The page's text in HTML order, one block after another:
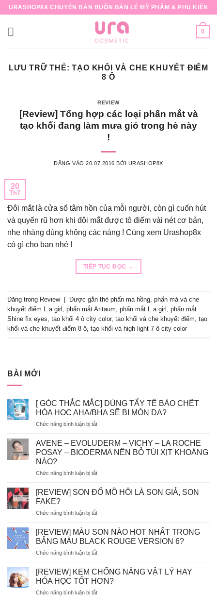
Bỏ
nội
URASHOP8X CHUYÊN BÁN BUÔN BÁN LẺ MỸ PHẨM & PHỤ KIỆN
0
LƯU TRỮ THẺ:TẠO KHỐI VÀ CHE KHUYẾT ĐIỂM
8 Ô
REVIEW
[Review] Tổng hợp các loại phấn mắt và
tạo khối đang làm mưa gió trong hè này
!
ĐĂNG VÀO20.07.2016 BỞI URASHOP8X
20
Th7
Đôi mắt là cửa sổ tâm hồn của mỗi người, còn gì cuốn hút
và quyến rũ hơn khi đôi mắt được tô điểm vài nét cơ bản,
nhẹ nhàng đúng không các nàng ! Cùng xem Urashop8x
có gì cho bạn nhé !
TIẾP TỤC ĐỌC →
Đăng trong Review Được gắn thẻ phấn má hồng phấn má và che
khuyết điểm L.a girl
phấn mắt Aritaum phấn mắt L.a girl
phấn mắt
Shine fix eyes tạo khối 4 ô city color, tạo khối và che khuyết điểm tạo
khối và che khuyết điểm 8 ô tạo khối và high light 7 ô city color
BÀI MỚI
[ GÓC THẮC MẮC] DÙNG TẨY TẾ BÀO CHẾT
HÓA HỌC AHA/BHA SẼ BỊ MÒN DA?
Chức năng bình luận bị tắtở
GÓC
THẮC
MẮC]
TẨY
BÀO
HỌC
SẼ
BỊ
DA?
AVENE – EVOLUDERM – VICHY – LA ROCHE
POSAY – BIODERMA NÊN BỎ TÚI XỊT KHOÁNG
NÀO?
Chức năng bình luận bị tắtở
–
VICHY
LA
ROCHE
–
NÊN
BỎ
[REVIEW] SON ĐỔ MỒ HÔI LÀ SON GIẢ, SON
FAKE?
Chức năng bình luận bị tắtở
SON
ĐỔ
MỒ
HÔI
SON
GIẢ,
FAKE?
[REVIEW] MÀU SON NÀO HOT NHẤT TRONG
BẢNG MÀU BLACK ROUGE VERSION 6?
Chức năng bình luận bị tắtở
MÀU
SON
NÀO
HOT
[REVIEW] KEM CHỐNG NẮNG VẬT LÝ HAY
HÓA HỌC TỐT HƠN?
Chức năng bình luận bị tắtở